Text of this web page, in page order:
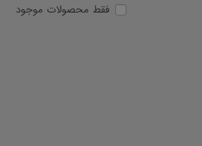
فقط محصولات موجود